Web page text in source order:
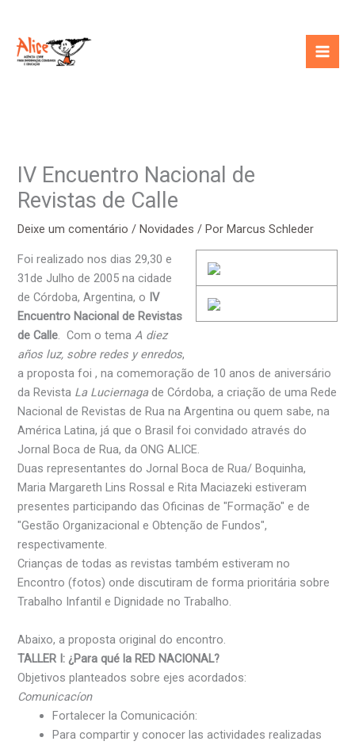
conteúdo
IV Encuentro Nacional de
Revistas de Calle
Deixe um comentário /Novidades / PorMarcus Schleder
Foi realizado nos dias 29,30 e
31de Julho de 2005 na cidade
de Córdoba, Argentina, o IV
Encuentro Nacional de Revistas
de Calle. Com o temaA diez
años luz, sobre redes y enredos,
a proposta foi , na comemoração de 10 anos de aniversário
da Revista La Luciernagade Córdoba, a criação de uma Rede
Nacional de Revistas de Rua na Argentina ou quem sabe, na
América Latina, já que o Brasil foi convidado através do
Jornal Boca de Rua, da ONG ALICE.
Duas representantes do Jornal Boca de Rua/ Boquinha,
Maria Margareth Lins Rossal e Rita Maciazeki estiveram
presentes participando das Oficinas de "Formação" e de
"Gestão Organizacional e Obtenção de Fundos",
respectivamente.
Crianças de todas as revistas também estiveram no
Encontro (fotos) onde discutiram de forma prioritária sobre
Trabalho Infantil e Dignidade no Trabalho.
Abaixo, a proposta original do encontro.
TALLER I: ¿Para qué la RED NACIONAL?
Objetivos planteados sobre ejes acordados:
Comunicacíon
Fortalecer la Comunicación:
Para compartir y conocer las actividades realizadas